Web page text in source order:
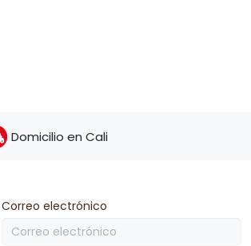
Domicilio en Cali
Correo electrónico